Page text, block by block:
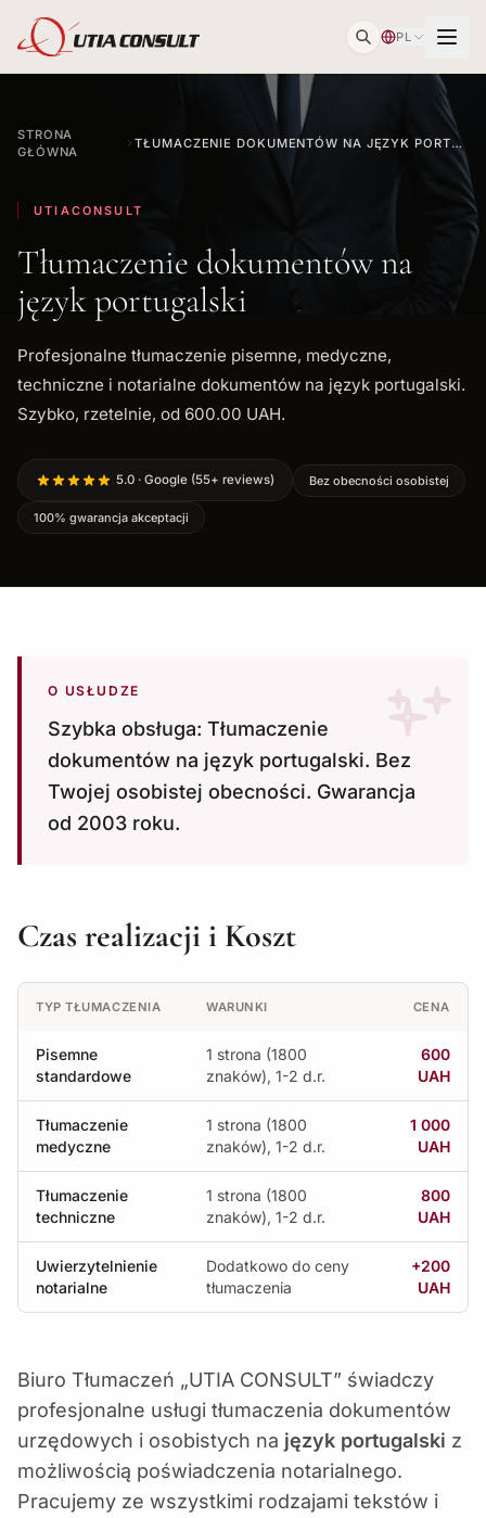
PL
STRONA
GŁÓWNA
TŁUMACZENIE DOKUMENTÓW NA JĘZYK PORTUGALSKI
UTIACONSULT
Tłumaczenie dokumentów na
język portugalski
Profesjonalne tłumaczenie pisemne, medyczne,
techniczne i notarialne dokumentów na język portugalski.
Szybko, rzetelnie, od 600.00 UAH.
5.0 · Google (55+ reviews) Bez obecności osobistej
100% gwarancja akceptacji
O USŁUDZE
Szybka obsługa: Tłumaczenie
dokumentów na język portugalski. Bez
Twojej osobistej obecności. Gwarancja
od 2003 roku.
Czas realizacji i Koszt
TYP TŁUMACZENIA WARUNKI CENA
Pisemne
standardowe
1 strona (1800
znaków), 1-2 d.r.
600
UAH
Tłumaczenie
medyczne
1 strona (1800
znaków), 1-2 d.r.
1 000
UAH
Tłumaczenie
techniczne
1 strona (1800
znaków), 1-2 d.r.
800
UAH
Uwierzytelnienie
notarialne
Dodatkowo do ceny
tłumaczenia
+200
UAH
Biuro Tłumaczeń „UTIA CONSULT” świadczy
profesjonalne usługi tłumaczenia dokumentów
urzędowych i osobistych na język portugalski z
możliwością poświadczenia notarialnego.
Pracujemy ze wszystkimi rodzajami tekstów i